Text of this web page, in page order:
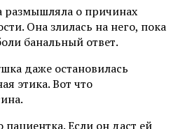
о причинах
Она злилась на него, пока
банальный ответ.
даже остановилась
этика. Вот что
Если он даст ей